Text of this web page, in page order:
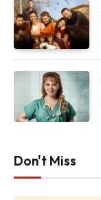
Don't Miss